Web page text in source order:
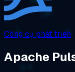
Công cụ phát triển
Apache